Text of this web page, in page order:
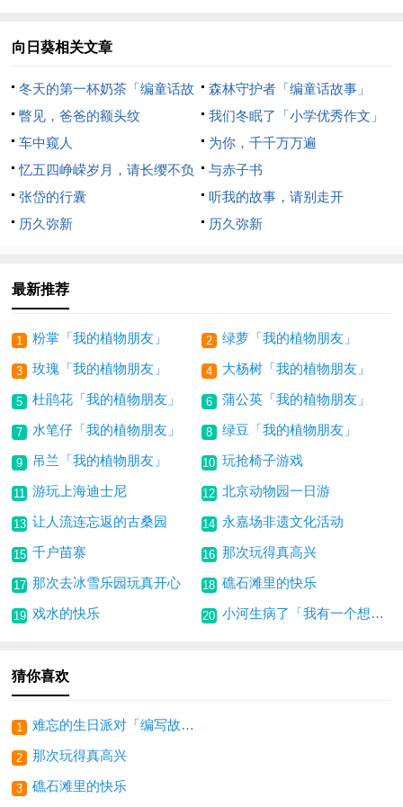
向日葵相关文章
冬天的第一杯奶茶「编童话故
事」
森林守护者「编童话故事」
瞥见，爸爸的额头纹
我们冬眠了「小学优秀作文」
车中窥人
为你，千千万万遍
忆五四峥嵘岁月，请长缨不负
青春
与赤子书
张岱的行囊
听我的故事，请别走开
历久弥新
历久弥新
最新推荐
1 粉掌「我的植物朋友」 2 绿萝「我的植物朋友」
3 玫瑰「我的植物朋友」 4 大杨树「我的植物朋友」
5 杜鹃花「我的植物朋友」 6 蒲公英「我的植物朋友」
7 水笔仔「我的植物朋友」 8 绿豆「我的植物朋友」
9 吊兰「我的植物朋友」 10 玩抢椅子游戏
11 游玩上海迪士尼 12 北京动物园一日游
13 让人流连忘返的古桑园 14 永嘉场非遗文化活动
15 千户苗寨 16 那次玩得真高兴
17 那次去冰雪乐园玩真开心 18 礁石滩里的快乐
19 戏水的快乐 20 小河生病了「我有一个想法」
猜你喜欢
1 难忘的生日派对「编写故事」
2 那次玩得真高兴
3 礁石滩里的快乐